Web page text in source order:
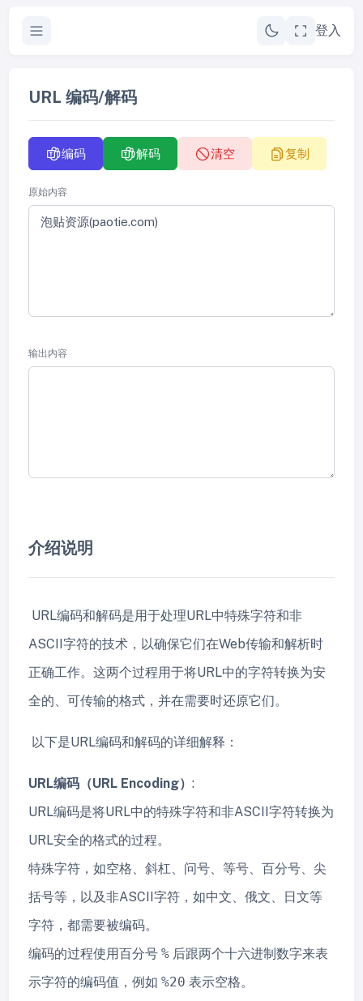
登入
URL 编码/解码
编码 解码 清空 复制
原始内容
输出内容
介绍说明
URL编码和解码是用于处理URL中特殊字符和非
ASCII字符的技术，以确保它们在Web传输和解析时
正确工作。这两个过程用于将URL中的字符转换为安
全的、可传输的格式，并在需要时还原它们。
以下是URL编码和解码的详细解释：
URL编码（URL Encoding）:
URL编码是将URL中的特殊字符和非ASCII字符转换为
URL安全的格式的过程。
特殊字符，如空格、斜杠、问号、等号、百分号、尖
括号等，以及非ASCII字符，如中文、俄文、日文等
字符，都需要被编码。
编码的过程使用百分号% 后跟两个十六进制数字来表
示字符的编码值，例如%20 表示空格。